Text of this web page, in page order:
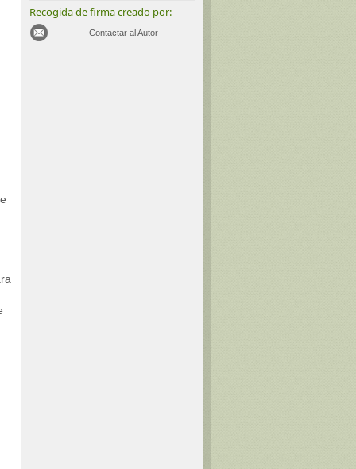
Recogida de firma creado por:
Contactar al Autor